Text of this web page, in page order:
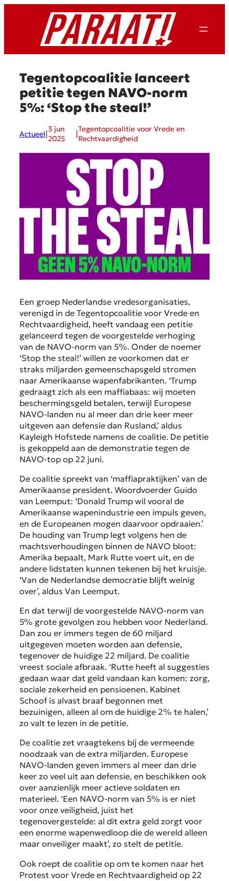
Tegentopcoalitie lanceert
petitie tegen NAVO-norm
5%: ‘Stop the steal!’
Actueel
3 jun
2025
Tegentopcoalitie voor Vrede en
Rechtvaardigheid
Een groep Nederlandse vredesorganisaties,
verenigd in de Tegentopcoalitie voor Vrede en
Rechtvaardigheid, heeft vandaag een petitie
gelanceerd tegen de voorgestelde verhoging
van de NAVO-norm van 5%. Onder de noemer
‘Stop the steal!’ willen ze voorkomen dat er
straks miljarden gemeenschapsgeld stromen
naar Amerikaanse wapenfabrikanten. ‘Trump
gedraagt zich als een maffiabaas: wij moeten
beschermingsgeld betalen, terwijl Europese
NAVO-landen nu al meer dan drie keer meer
uitgeven aan defensie dan Rusland,’ aldus
Kayleigh Hofstede namens de coalitie. De petitie
is gekoppeld aan de demonstratie tegen de
NAVO-top op 22 juni.
De coalitie spreekt van ‘maffiapraktijken’ van de
Amerikaanse president. Woordvoerder Guido
van Leemput: ‘Donald Trump wil vooral de
Amerikaanse wapenindustrie een impuls geven,
en de Europeanen mogen daarvoor opdraaien.’
De houding van Trump legt volgens hen de
machtsverhoudingen binnen de NAVO bloot:
Amerika bepaalt, Mark Rutte voert uit, en de
andere lidstaten kunnen tekenen bij het kruisje.
‘Van de Nederlandse democratie blijft weinig
over’, aldus Van Leemput.
En dat terwijl de voorgestelde NAVO-norm van
5% grote gevolgen zou hebben voor Nederland.
Dan zou er immers tegen de 60 miljard
uitgegeven moeten worden aan defensie,
tegenover de huidige 22 miljard. De coalitie
vreest sociale afbraak. ‘Rutte heeft al suggesties
gedaan waar dat geld vandaan kan komen: zorg,
sociale zekerheid en pensioenen. Kabinet
Schoof is alvast braaf begonnen met
bezuinigen, alleen al om de huidige 2% te halen,’
zo valt te lezen in de petitie.
De coalitie zet vraagtekens bij de vermeende
noodzaak van de extra miljarden. Europese
NAVO-landen geven immers al meer dan drie
keer zo veel uit aan defensie, en beschikken ook
over aanzienlijk meer actieve soldaten en
materieel. ‘Een NAVO-norm van 5% is er niet
voor onze veiligheid, juist het
tegenovergestelde: al dit extra geld zorgt voor
een enorme wapenwedloop die de wereld alleen
maar onveiliger maakt’, zo stelt de petitie.
Ook roept de coalitie op om te komen naar het
Protest voor Vrede en Rechtvaardigheid op 22